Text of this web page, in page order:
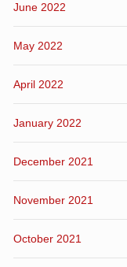
June 2022
May 2022
April 2022
January 2022
December 2021
November 2021
October 2021